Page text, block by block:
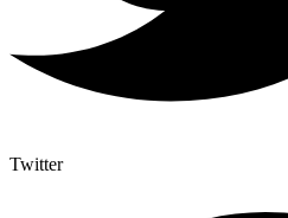
Twitter